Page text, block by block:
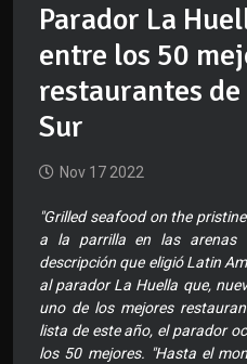
Parador La
entre los 50
restaurantes
Sur
Nov 17 2022
"Grilled seafood on the
a la parrilla en las arenas
descripción que eligió Latin
al parador La Huella que,
uno de los mejores
lista de este año, el parador
los 50 mejores. "Hasta el